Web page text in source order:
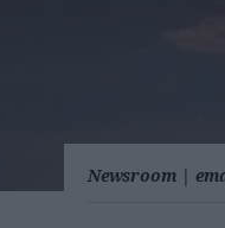
Newsroom |